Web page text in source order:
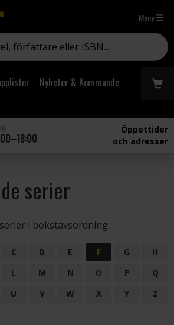
Meny
Nyheter & Kommande
Öppettider
och adresser
serier
i bokstavsordning.
C D E F G
H
L M N O P
Q
U V W X Y
Z